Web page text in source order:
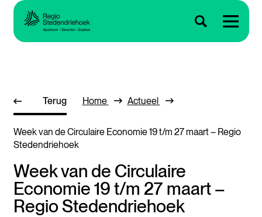
Terug Home Actueel
Week van de Circulaire Economie 19 t/m 27 maart – Regio
Stedendriehoek
Week van de Circulaire
Economie 19 t/m 27 maart –
Regio Stedendriehoek